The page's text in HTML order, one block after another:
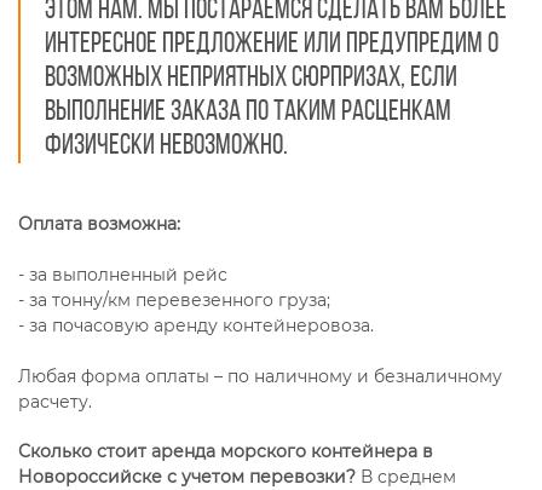
этом нам. Мы постараемся сделать вам более
интересное предложение или предупредим о
возможных неприятных сюрпризах, если
выполнение заказа по таким расценкам
физически невозможно.
Оплата возможна:
- за выполненный рейс
- за тонну/км перевезенного груза;
- за почасовую аренду контейнеровоза.
Любая форма оплаты – по наличному и безналичному
расчету.
Сколько стоит аренда морского контейнера в
Новороссийске с учетом перевозки? В среднем